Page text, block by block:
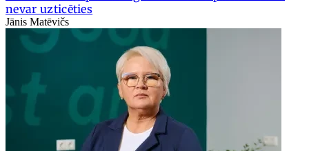
nevar uzticēties
Jānis Matēvičs